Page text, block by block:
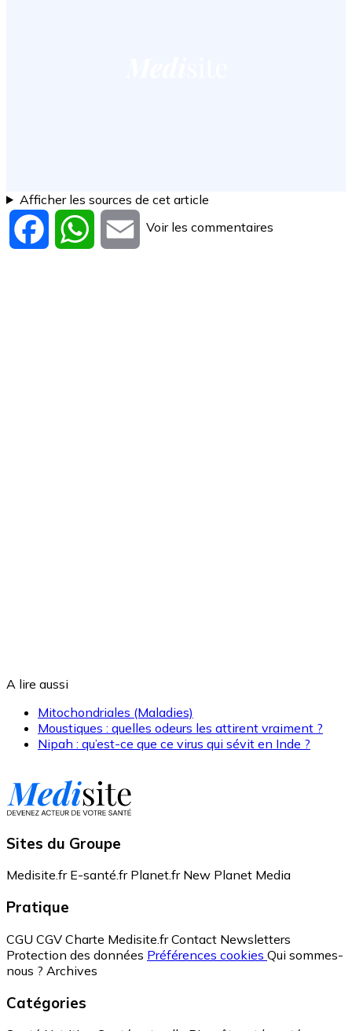
Afficher les sources de cet article
Facebook WhatsApp
Email
Voir les commentaires
A lire aussi
Mitochondriales (Maladies)
Moustiques : quelles odeurs les attirent vraiment ?
Nipah : qu’est-ce que ce virus qui sévit en Inde ?
Sites du Groupe
Medisite.fr E-santé.fr Planet.fr New Planet Media
Pratique
CGU CGV Charte Medisite.fr Contact Newsletters
Protection des données Préférences cookies Qui sommes-
nous ? Archives
Catégories